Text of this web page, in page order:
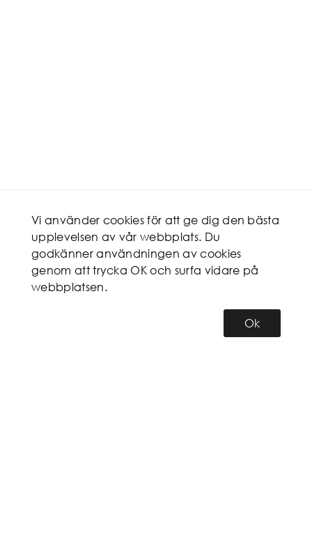
Vi använder cookies för att ge dig den bästa
upplevelsen av vår webbplats. Du
godkänner användningen av cookies
genom att trycka OK och surfa vidare på
webbplatsen.
Ok